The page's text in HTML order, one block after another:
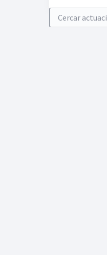
Cercar actuacions